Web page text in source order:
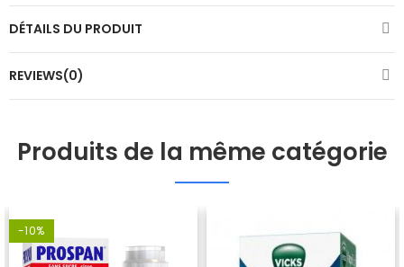
DÉTAILS DU PRODUIT
REVIEWS(0)
Produits de la même catégorie
-10%